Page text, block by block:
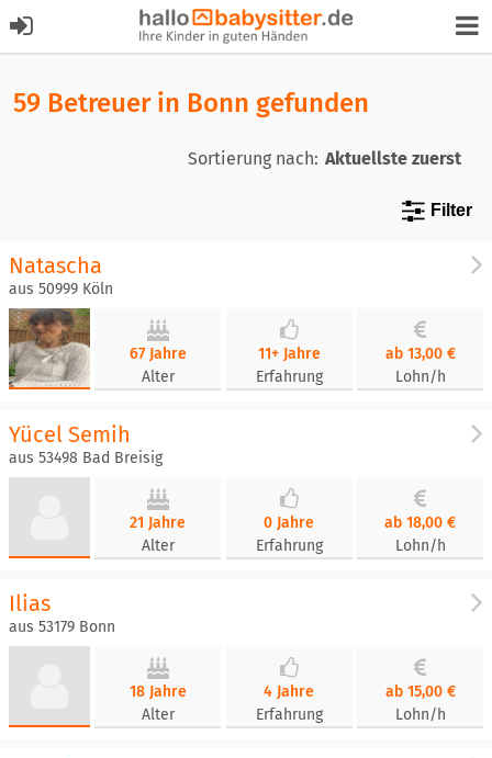
59 Betreuer in Bonn gefunden
Sortierung nach:
Filter
Natascha
aus 50999 Köln
67 Jahre
Alter
11+ Jahre
Erfahrung
ab 13,00 €
Lohn/h
Yücel Semih
aus 53498 Bad Breisig
21 Jahre
Alter
0 Jahre
Erfahrung
ab 18,00 €
Lohn/h
Ilias
aus 53179 Bonn
18 Jahre
Alter
4 Jahre
Erfahrung
ab 15,00 €
Lohn/h